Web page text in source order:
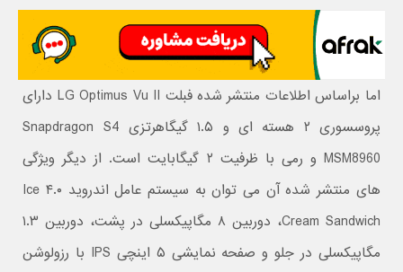
اما براساس اطلاعات منتشر شده فبلت LG Optimus Vu II دارای
پروسسوری ۲ هسته ای و ۱.۵ گیگاهرتزی Snapdragon S4
MSM8960 و رمی با ظرفیت ۲ گیگابایت است. از دیگر ویژگی
های منتشر شده آن می توان به سیستم عامل اندروید ۴.۰ Ice
Cream Sandwich، دوربین ۸ مگاپیکسلی در پشت، دوربین ۱.۳
مگاپیکسلی در جلو و صفحه نمایشی ۵ اینچی IPS با رزولوشن